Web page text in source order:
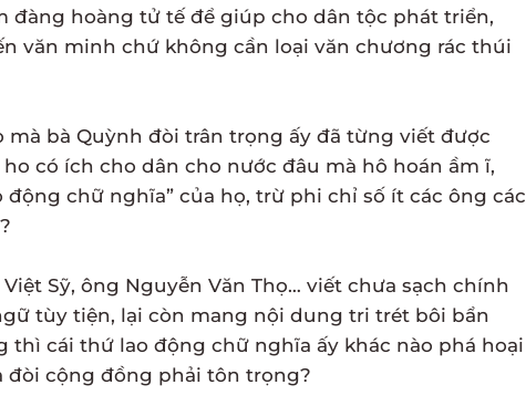
đàng hoàng tử tế để giúp cho dân tộc phát triển,
văn minh chứ không cần loại văn chương rác thúi
mà bà Quỳnh đòi trân trọng ấy đã từng viết được
có ích cho dân cho nước đâu mà hô hoán ầm ĩ,
động chữ nghĩa” của họ, trừ phi chỉ số ít các ông các
Sỹ, ông Nguyễn Văn Thọ… viết chưa sạch chính
tùy tiện, lại còn mang nội dung tri trét bôi bẩn
thì cái thứ lao động chữ nghĩa ấy khác nào phá hoại
đòi cộng đồng phải tôn trọng?